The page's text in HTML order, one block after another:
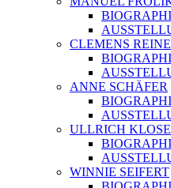
CLEMENS
ANNE SCHÄFER
ULLRICH KLOSE
WINNIE SEIFERT